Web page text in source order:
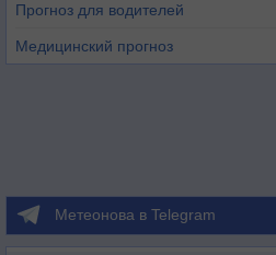
Прогноз для водителей
Медицинский прогноз
Метеонова в Telegram